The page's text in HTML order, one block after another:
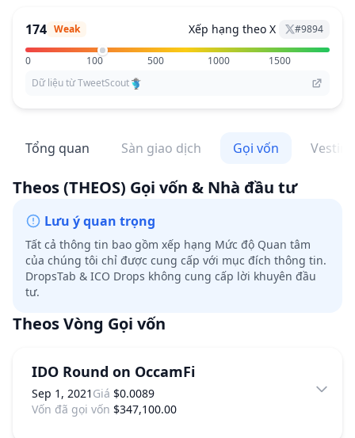
174 Weak Xếp hạng theo X #9894
0 100 500 1000
1500
Dữ liệu từ TweetScout
Tổng quan Sàn giao dịch Gọi vốn Vesting
Theos(THEOS) Gọi vốn & Nhà đầu tư
Lưu ý quan trọng
Tất cả thông tin bao gồm xếp hạng Mức độ Quan tâm
của chúng tôi chỉ được cung cấp với mục đích thông tin.
DropsTab & ICO Drops không cung cấp lời khuyên đầu
tư.
TheosVòng Gọi vốn
IDO Round on OccamFi
Sep 1, 2021 Giá $0.0089
Vốn đã gọi vốn $347,100.00